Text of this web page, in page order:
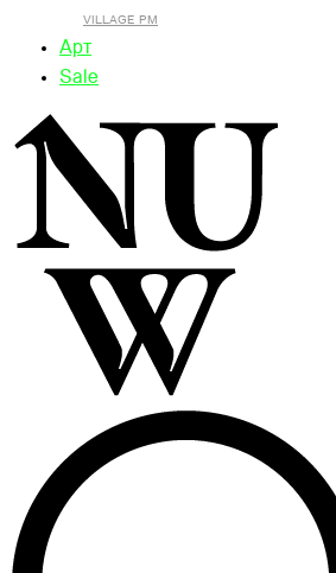
VILLAGE PM
Арт
Sale